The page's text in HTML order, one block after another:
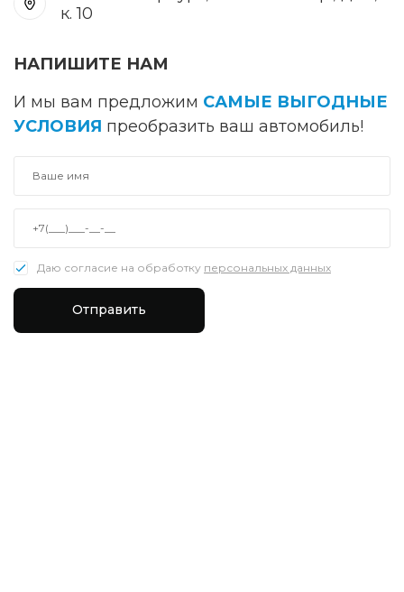
к. 10
НАПИШИТЕ НАМ
И мы вам предложим САМЫЕ ВЫГОДНЫЕ
УСЛОВИЯ преобразить ваш автомобиль!
Даю согласие на обработку персональных данных
Отправить